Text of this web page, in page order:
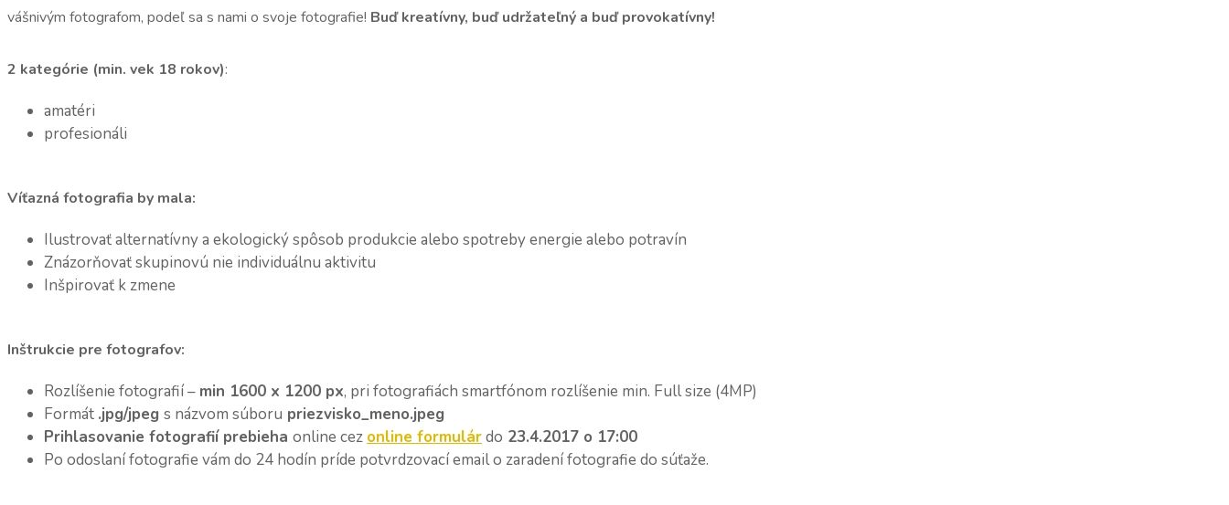
vášnivým fotografom, podeľ sa s nami o svoje fotografie! Buď kreatívny, buď udržateľný a buď provokatívny!
2 kategórie (min. vek 18 rokov):
amatéri
profesionáli
Víťazná fotografia by mala:
Ilustrovať alternatívny a ekologický spôsob produkcie alebo spotreby energie alebo potravín
Znázorňovať skupinovú nie individuálnu aktivitu
Inšpirovať k zmene
Inštrukcie pre fotografov:
Rozlíšenie fotografií – min 1600 x 1200 px, pri fotografiách smartfónom rozlíšenie min. Full size (4MP)
Formát .jpg/jpeg s názvom súboru priezvisko_meno.jpeg
Prihlasovanie fotografií prebieha online cez online formulárdo 23.4.2017 o 17:00
Po odoslaní fotografie vám do 24 hodín príde potvrdzovací email o zaradení fotografie do súťaže.